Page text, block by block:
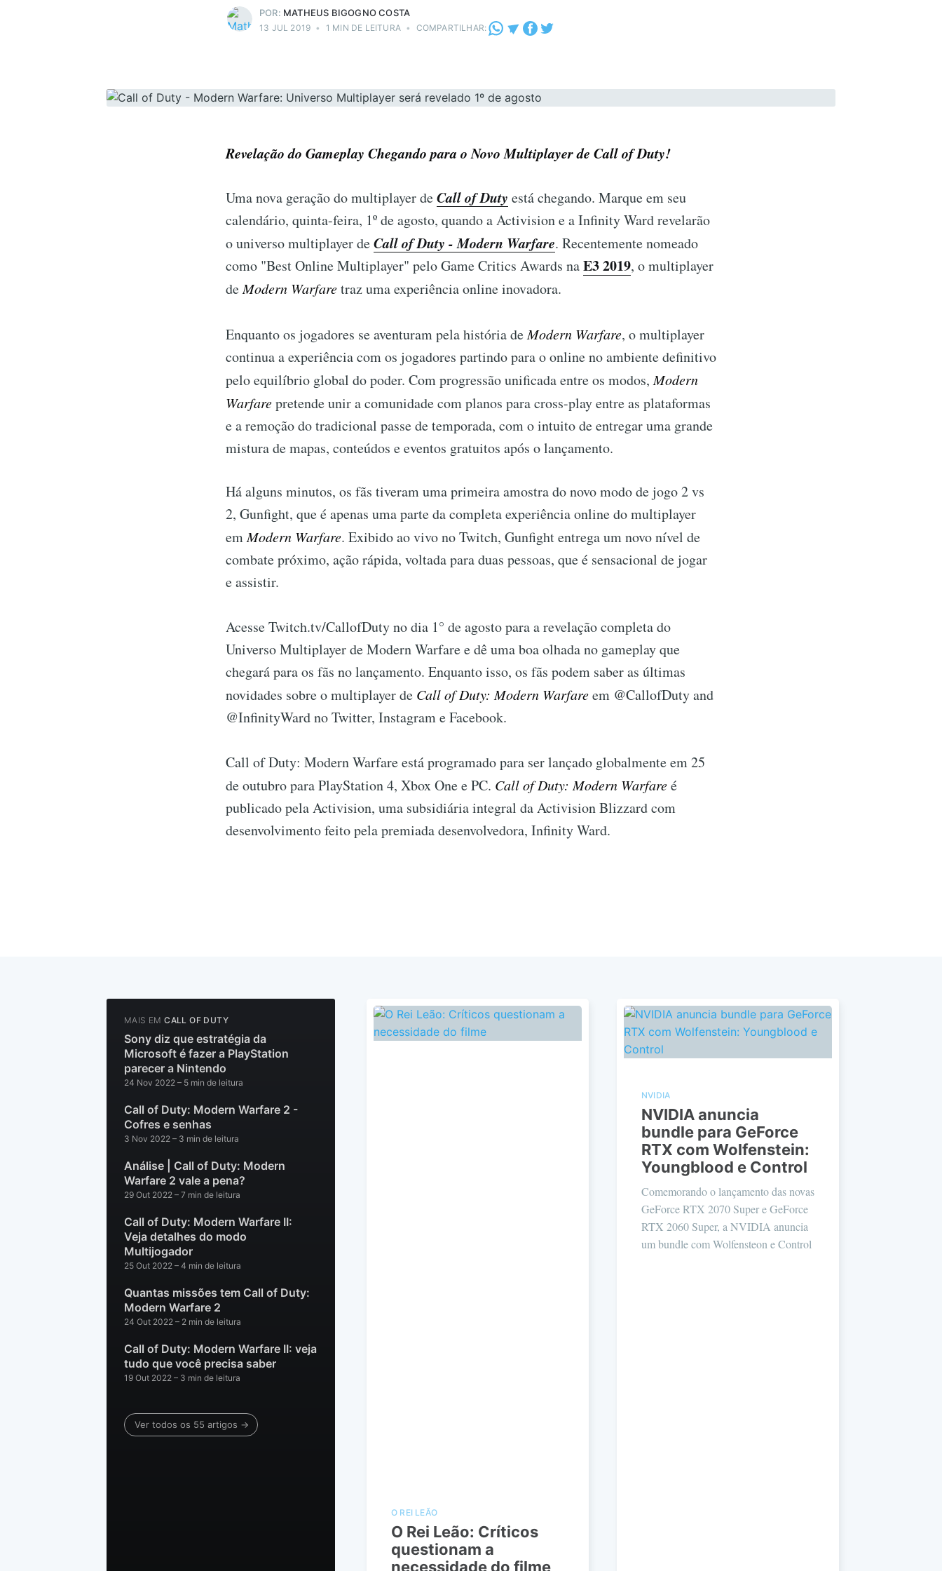
POR: MATHEUS BIGOGNO COSTA
13 JUL 2019 • 1 MIN DE LEITURA • COMPARTILHAR:
Revelação do Gameplay Chegando para o Novo Multiplayer de Call of Duty!
Uma nova geração do multiplayer deCall of Duty está chegando. Marque em seu
calendário, quinta-feira, 1º de agosto, quando a Activision e a Infinity Ward revelarão
o universo multiplayer deCall of Duty - Modern Warfare. Recentemente nomeado
como "Best Online Multiplayer" pelo Game Critics Awards naE3 2019, o multiplayer
deModern Warfaretraz uma experiência online inovadora.
Enquanto os jogadores se aventuram pela história deModern Warfare, o multiplayer
continua a experiência com os jogadores partindo para o online no ambiente definitivo
pelo equilíbrio global do poder. Com progressão unificada entre os modos,Modern
Warfarepretende unir a comunidade com planos para cross-play entre as plataformas
e a remoção do tradicional passe de temporada, com o intuito de entregar uma grande
mistura de mapas, conteúdos e eventos gratuitos após o lançamento.
Há alguns minutos, os fãs tiveram uma primeira amostra do novo modo de jogo 2 vs
2, Gunfight, que é apenas uma parte da completa experiência online do multiplayer
emModern Warfare. Exibido ao vivo no Twitch, Gunfight entrega um novo nível de
combate próximo, ação rápida, voltada para duas pessoas, que é sensacional de jogar
e assistir.
Acesse Twitch.tv/CallofDuty no dia 1° de agosto para a revelação completa do
Universo Multiplayer de Modern Warfare e dê uma boa olhada no gameplay que
chegará para os fãs no lançamento. Enquanto isso, os fãs podem saber as últimas
novidades sobre o multiplayer de Call of Duty: Modern Warfareem @CallofDuty and
@InfinityWard no Twitter, Instagram e Facebook.
Call of Duty: Modern Warfare está programado para ser lançado globalmente em 25
de outubro para PlayStation 4, Xbox One e PC. Call of Duty: Modern Warfareé
publicado pela Activision, uma subsidiária integral da Activision Blizzard com
desenvolvimento feito pela premiada desenvolvedora, Infinity Ward.
MAIS EM CALL OF DUTY
Sony diz que estratégia da
Microsoft é fazer a PlayStation
parecer a Nintendo
24 Nov 2022 – 5 min de leitura
Call of Duty: Modern Warfare 2 -
Cofres e senhas
3 Nov 2022 – 3 min de leitura
Análise | Call of Duty: Modern
Warfare 2 vale a pena?
29 Out 2022 – 7 min de leitura
Call of Duty: Modern Warfare II:
Veja detalhes do modo
Multijogador
25 Out 2022 – 4 min de leitura
Quantas missões tem Call of Duty:
Modern Warfare 2
24 Out 2022 – 2 min de leitura
Call of Duty: Modern Warfare II: veja
tudo que você precisa saber
19 Out 2022 – 3 min de leitura
Ver todos os 55 artigos →
O REI LEÃO
O Rei Leão: Críticos
questionam a
necessidade do filme
NVIDIA
NVIDIA anuncia
bundle para GeForce
RTX com Wolfenstein:
Youngblood e Control
Comemorando o lançamento das novas
GeForce RTX 2070 Super e GeForce
RTX 2060 Super, a NVIDIA anuncia
um bundle com Wolfensteon e Control